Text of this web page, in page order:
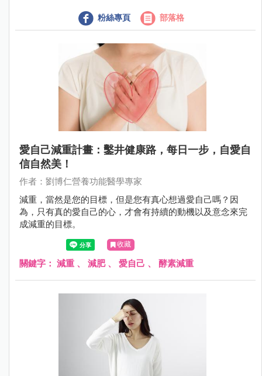
粉絲專頁 部落格
愛自己減重計畫：鑿井健康路，每日一步，自愛自
信自然美！
作者：劉博仁營養功能醫學專家
減重，當然是您的目標，但是您有真心想過愛自己嗎？因
為，只有真的愛自己的心，才會有持續的動機以及意念來完
成減重的目標。
收藏
關鍵字： 減重 、 減肥、 愛自己 、 酵素減重